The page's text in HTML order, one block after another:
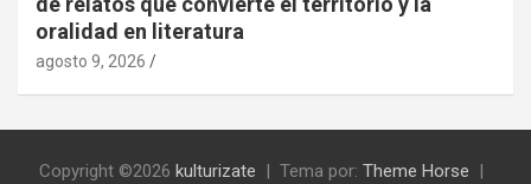
oralidad en literatura
agosto 9, 2026
Copyright ©2026 kulturizate Tema por: Theme Horse